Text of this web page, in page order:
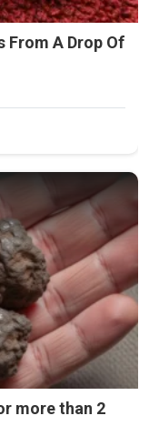
From A Drop Of
more than 2